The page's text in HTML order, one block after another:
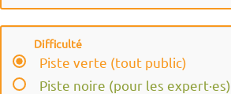
Emmanuel GROSSETETE
Eric Favre
Estelle Philippe
Florent Gaudin
Difficulté
Piste verte (tout public)
Piste noire (pour les expert·es)